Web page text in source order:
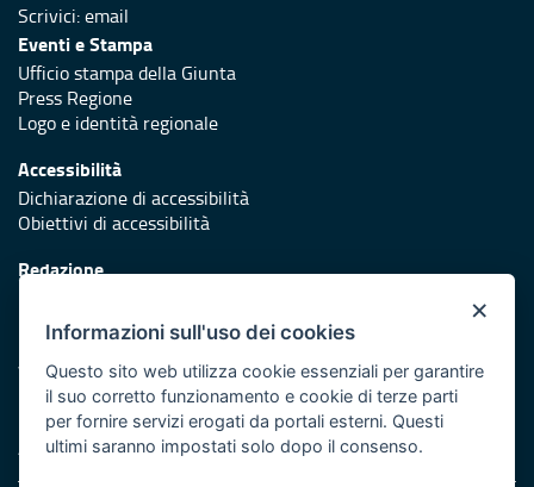
Scrivici:email
Eventi e Stampa
Ufficio stampa della Giunta
Press Regione
Logo e identità regionale
Accessibilità
Dichiarazione di accessibilità
Obiettivi di accessibilità
Redazione
Protezione civile
Vai al sito di Protezione Civile Puglia
Iniziativa finanziata con risorse del POR Puglia 2014/2020 -
Asse XI
×
Informazioni sull'uso dei cookies
Questo sito web utilizza cookie essenziali per garantire
il suo corretto funzionamento e cookie di terze parti
per fornire servizi erogati da portali esterni. Questi
ultimi saranno impostati solo dopo il consenso.